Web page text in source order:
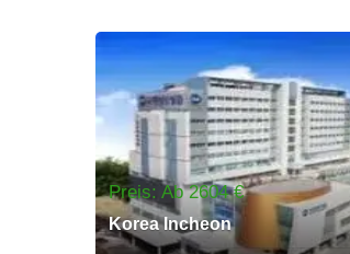
Preis: Ab 2604 €
Korea Incheon